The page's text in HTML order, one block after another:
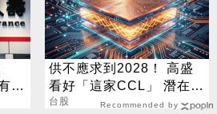
供不應求到2028！ 高盛
看好「這家CCL」 潛在漲
幅171%
台股 Recommended by